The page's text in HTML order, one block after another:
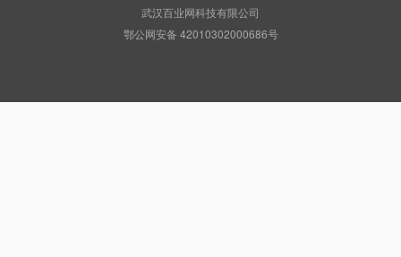
武汉百业网科技有限公司
鄂公网安备 42010302000686号